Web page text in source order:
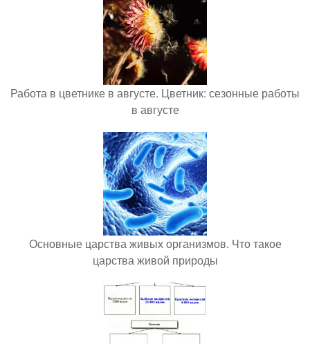
Работа в цветнике в августе. Цветник: сезонные работы
в августе
Основные царства живых организмов. Что такое
царства живой природы